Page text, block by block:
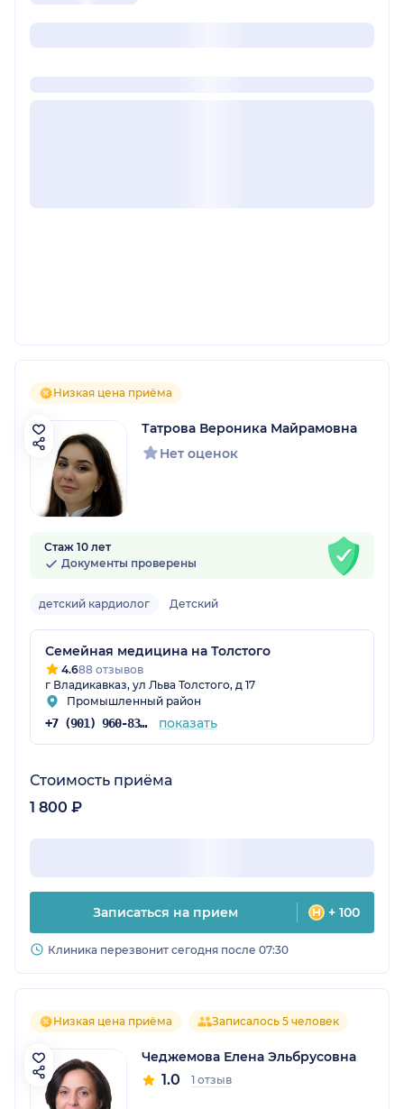
Низкая цена приёма
Татрова Вероника Майрамовна
Нет оценок
Стаж 10 лет
Документы проверены
детский кардиолог Детский
Семейная медицина на Толстого
4.688 отзывов
г Владикавказ, ул Льва Толстого, д 17
Промышленный район
+7 (901) 960-83-51 показать
Стоимость приёма
1 800 ₽
Записаться на прием + 100
Клиника перезвонит сегодня после 07:30
Низкая цена приёма Записалось 5 человек
Чеджемова Елена Эльбрусовна
1.0 1 отзыв